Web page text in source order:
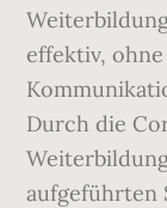
effektiv,
Durch die
aufgeführten